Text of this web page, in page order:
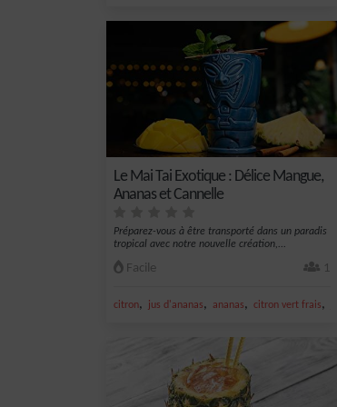
Le Mai Tai Exotique : Délice Mangue,
Ananas et Cannelle
Préparez-vous à être transporté dans un paradis
tropical avec notre nouvelle création,...
Facile 1
citron, jus d'ananas, ananas, citron vert frais,